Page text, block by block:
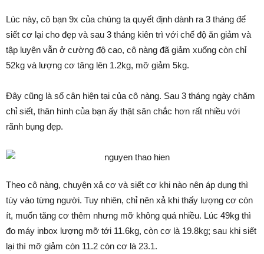
Lúc này, cô bạn 9x của chúng ta quyết định dành ra 3 tháng để
siết cơ lại cho đẹp và sau 3 tháng kiên trì với chế độ ăn giảm và
tập luyện vẫn ở cường độ cao, cô nàng đã giảm xuống còn chỉ
52kg và lượng cơ tăng lên 1.2kg, mỡ giảm 5kg.
Đây cũng là số cân hiện tại của cô nàng. Sau 3 tháng ngày chăm
chỉ siết, thân hình của bạn ấy thật săn chắc hơn rất nhiều với
rãnh bụng đẹp.
Theo cô nàng, chuyện xả cơ và siết cơ khi nào nên áp dụng thì
tùy vào từng người. Tuy nhiên, chỉ nên xả khi thấy lượng cơ còn
ít, muốn tăng cơ thêm nhưng mỡ không quá nhiều. Lúc 49kg thì
đo máy inbox lượng mỡ tới 11.6kg, còn cơ là 19.8kg; sau khi siết
lại thì mỡ giảm còn 11.2 còn cơ là 23.1.